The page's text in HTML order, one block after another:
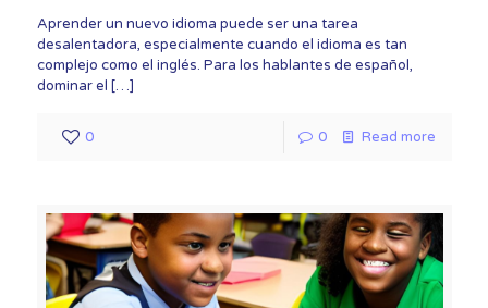
Aprender un nuevo idioma puede ser una tarea
desalentadora, especialmente cuando el idioma es tan
complejo como el inglés. Para los hablantes de español,
dominar el […]
0 0 Read more